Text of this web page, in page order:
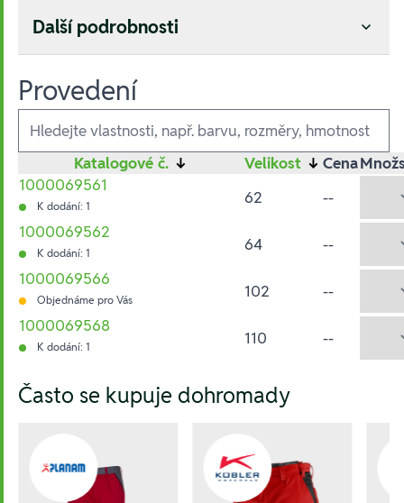
Další podrobnosti
Provedení
Ausführungen
Katalogové č. ↓ Velikost ↓ Cena
1000069561
K dodání: 1 62
--
1000069562
K dodání: 1 64
--
1000069566
Objednáme pro Vás 102
--
1000069568
K dodání: 1 110
--
Často se kupuje dohromady